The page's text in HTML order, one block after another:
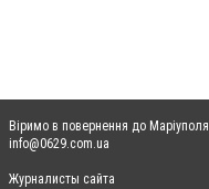
Віримо в повернення до Маріуполя
info@0629.com.ua
Журналисты сайта